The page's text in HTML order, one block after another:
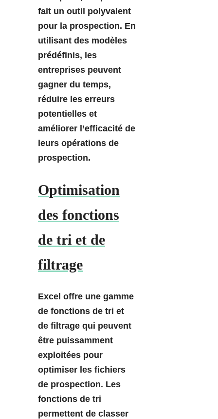
fait un outil polyvalent
pour la prospection. En
utilisant des modèles
prédéfinis, les
entreprises peuvent
gagner du temps,
réduire les erreurs
potentielles et
améliorer l’efficacité de
leurs opérations de
prospection.
Optimisation
des fonctions
de tri et de
filtrage
Excel offre une gamme
de fonctions de tri et
de filtrage qui peuvent
être puissamment
exploitées pour
optimiser les fichiers
de prospection. Les
fonctions de tri
permettent de classer